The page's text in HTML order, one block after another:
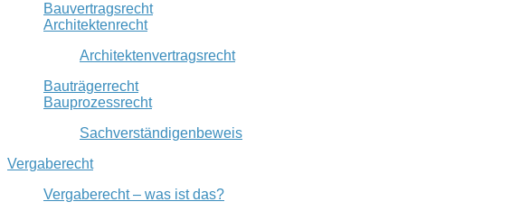
Bauvertragsrecht
Architektenrecht
Architektenvertragsrecht
Bauträgerrecht
Bauprozessrecht
Sachverständigenbeweis
Vergaberecht
Vergaberecht – was ist das?